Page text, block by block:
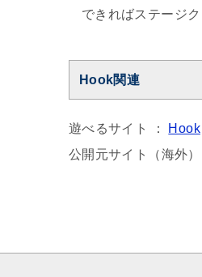
できればステージク
Hook関連
遊べるサイト ： Hook
公開元サイト（海外）